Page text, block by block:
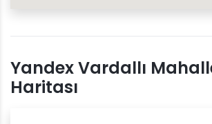
Yandex Vardallı
Haritası